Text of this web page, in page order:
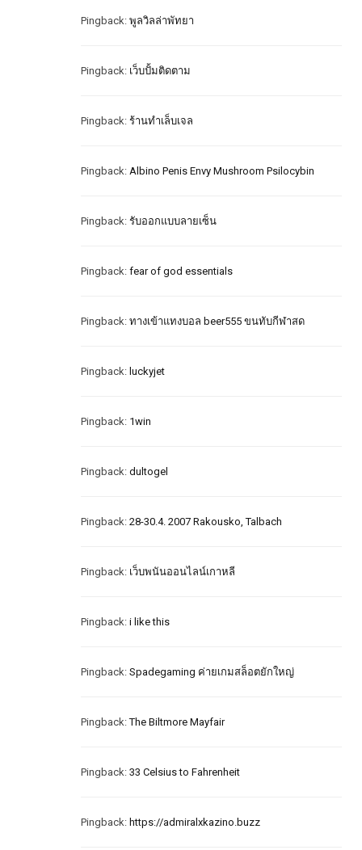
Pingback: พูลวิลล่าพัทยา
Pingback: เว็บปั้มติดตาม
Pingback: ร้านทำเล็บเจล
Pingback: Albino Penis Envy Mushroom Psilocybin
Pingback: รับออกแบบลายเซ็น
Pingback: fear of god essentials
Pingback: ทางเข้าแทงบอล beer555 ขนทับกีฬาสด
Pingback: luckyjet
Pingback: 1win
Pingback: dultogel
Pingback: 28-30.4. 2007 Rakousko, Talbach
Pingback: เว็บพนันออนไลน์เกาหลี
Pingback: i like this
Pingback: Spadegaming ค่ายเกมสล็อตยักใหญ่
Pingback:The Biltmore Mayfair
Pingback: 33 Celsius to Fahrenheit
Pingback: https://admiralxkazino.buzz